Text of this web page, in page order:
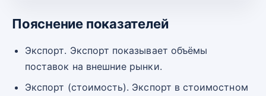
Пояснение показателей
Экспорт. Экспорт показывает объёмы
поставок на внешние рынки.
Экспорт (стоимость). Экспорт в стоимостном